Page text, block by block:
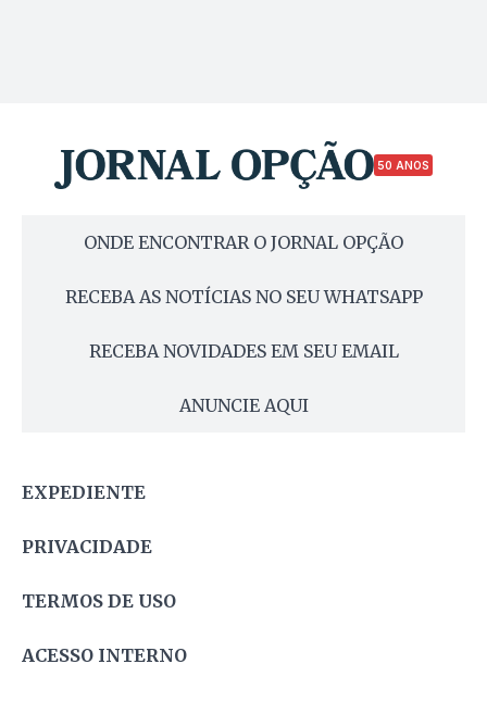
50 ANOS
ONDE ENCONTRAR O JORNAL OPÇÃO
RECEBA AS NOTÍCIAS NO SEU WHATSAPP
RECEBA NOVIDADES EM SEU EMAIL
ANUNCIE AQUI
EXPEDIENTE
PRIVACIDADE
TERMOS DE USO
ACESSO INTERNO